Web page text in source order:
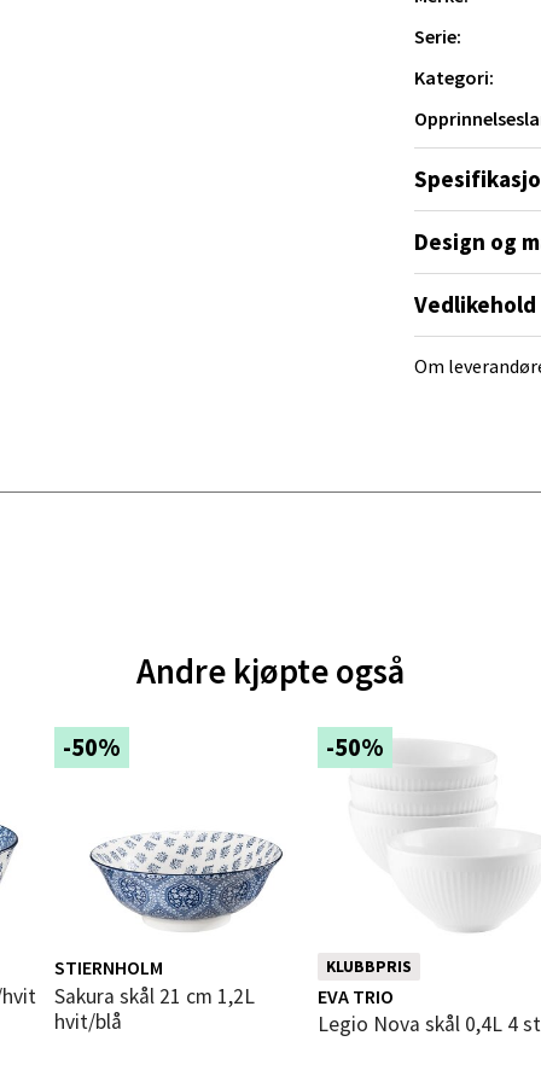
Serie:
Kategori:
Design og
Om
Andre kjøpte også
hvit
-50%
STIERNHOLM
Sakura skål 21 cm 1,2L
hvit/blå
-50%
KLUBBPRIS
EVA TRIO
Legio Nova skål 0,4L 4
- Thon Senter Orkanger
Orkanger, Orkdalsveien 113, 7300 Orkanger
09-20
- Thon Senter Sandvika
7, 1338 Sandvika